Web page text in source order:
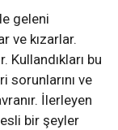
geleni
ve kızarlar.
bu
sorunlarını ve
İlerleyen
bir şeyler